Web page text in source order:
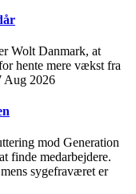
Wolt Danmark, at
hente mere vækst fra
Aug 2026
mod Generation
finde medarbejdere.
sygefraværet er